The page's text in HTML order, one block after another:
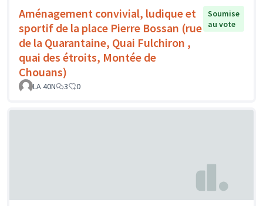
Aménagement convivial, ludique et
sportif de la place Pierre Bossan (rue
de la Quarantaine, Quai Fulchiron ,
quai des étroits, Montée de
Chouans)
Soumise
au vote
LA 40N 3 0